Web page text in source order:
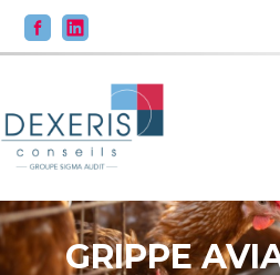
Aller
au
contenu
GRIPPE